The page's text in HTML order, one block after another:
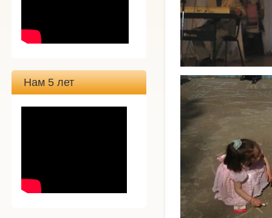
Нам 5 лет